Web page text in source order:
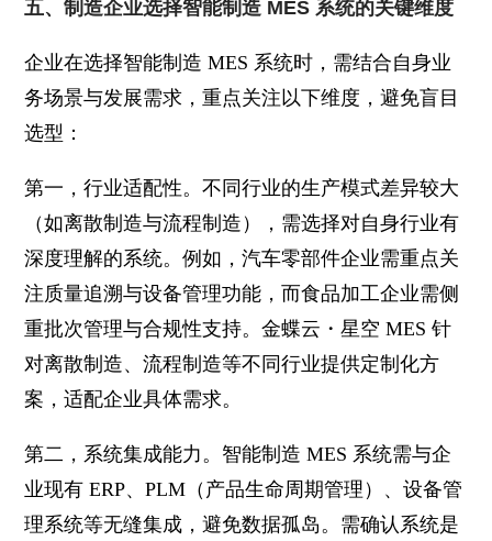
五、制造企业选择智能制造 MES 系统的关键维度
企业在选择智能制造 MES 系统时，需结合自身业
务场景与发展需求，重点关注以下维度，避免盲目
选型：
第一，行业适配性。不同行业的生产模式差异较大
（如离散制造与流程制造），需选择对自身行业有
深度理解的系统。例如，汽车零部件企业需重点关
注质量追溯与设备管理功能，而食品加工企业需侧
重批次管理与合规性支持。金蝶云・星空 MES 针
对离散制造、流程制造等不同行业提供定制化方
案，适配企业具体需求。
第二，系统集成能力。智能制造 MES 系统需与企
业现有 ERP、PLM（产品生命周期管理）、设备管
理系统等无缝集成，避免数据孤岛。需确认系统是